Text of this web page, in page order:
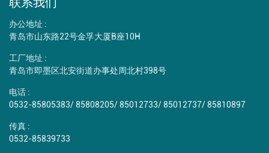
办公地址 :
青岛市山东路22号金孚大厦B座10H
工厂地址 :
青岛市即墨区北安街道办事处周北村398号
电话 :
0532-85805383/85808205/85012733/85012737/85810897
传真 :
0532-85839733